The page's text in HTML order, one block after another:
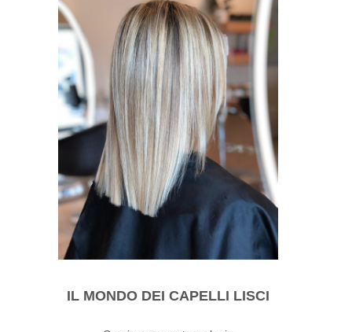
IL MONDO DEI CAPELLI LISCI